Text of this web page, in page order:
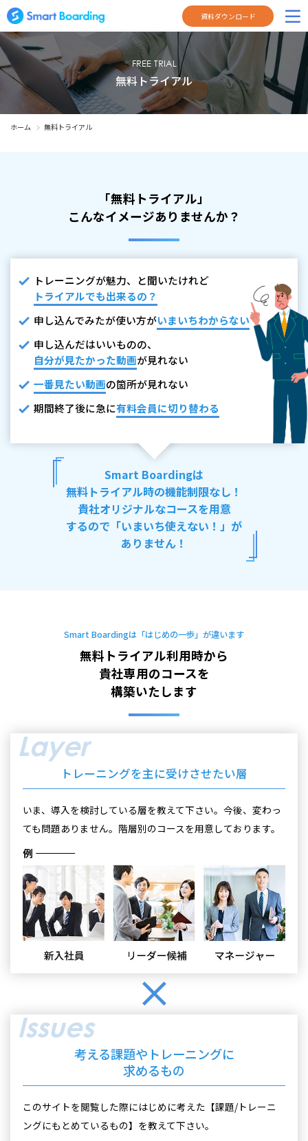
資料ダウンロード
FREE TRIAL
無料トライアル
ホーム 無料トライアル
「無料トライアル」
こんなイメージありませんか？
トレーニングが魅力、と聞いたけれど
トライアルでも出来るの？
申し込んでみたが使い方がいまいちわからない
申し込んだはいいものの、
自分が見たかった動画が見れない
一番見たい動画の箇所が見れない
期間終了後に急に有料会員に切り替わる
Smart Boardingは
無料トライアル時の機能制限なし！
貴社オリジナルなコースを用意
するので「いまいち使えない！」が
ありません！
Smart Boardingは「はじめの一歩」が違います
無料トライアル利用時から
貴社専用のコースを
構築いたします
Layer
トレーニングを主に受けさせたい層
いま、導入を検討している層を教えて下さい。今後、変わっ
ても問題ありません。階層別のコースを用意しております。
Issues
考える課題やトレーニングに
求めるもの
このサイトを閲覧した際にはじめに考えた【課題/トレーニ
ングにもとめているもの】を教えて下さい。